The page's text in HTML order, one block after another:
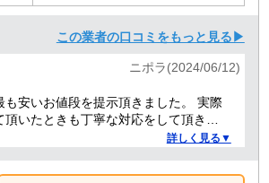
この業者の口コミをもっと見る▶
ニポラ(2024/06/12)
も安いお値段を提示頂きました。 実際
頂いたときも丁寧な対応をして頂き、
詳しく見る▼